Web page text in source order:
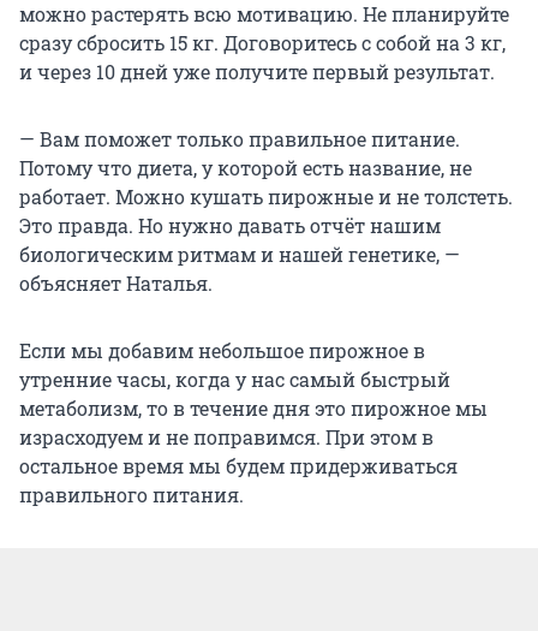
можно растерять всю мотивацию. Не планируйте
сразу сбросить 15 кг. Договоритесь с собой на 3 кг,
и через 10 дней уже получите первый результат.
— Вам поможет только правильное питание.
Потому что диета, у которой есть название, не
работает. Можно кушать пирожные и не толстеть.
Это правда. Но нужно давать отчёт нашим
биологическим ритмам и нашей генетике, —
объясняет Наталья.
Если мы добавим небольшое пирожное в
утренние часы, когда у нас самый быстрый
метаболизм, то в течение дня это пирожное мы
израсходуем и не поправимся. При этом в
остальное время мы будем придерживаться
правильного питания.